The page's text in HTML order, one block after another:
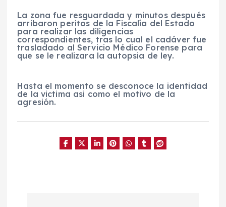
La zona fue resguardada y minutos después
arribaron peritos de la Fiscalía del Estado
para realizar las diligencias
correspondientes, tras lo cual el cadáver fue
trasladado al Servicio Médico Forense para
que se le realizara la autopsia de ley.
Hasta el momento se desconoce la identidad
de la victima asi como el motivo de la
agresión.